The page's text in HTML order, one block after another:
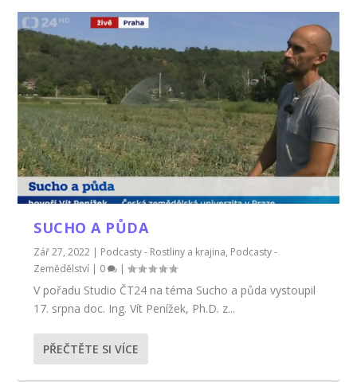
SUCHO A PŮDA
Zář 27, 2022 | Podcasty - Rostliny a krajina, Podcasty -
Zemědělství | 0 |
V pořadu Studio ČT24 na téma Sucho a půda vystoupil
17. srpna doc. Ing. Vít Penížek, Ph.D. z...
PŘEČTĚTE SI VÍCE